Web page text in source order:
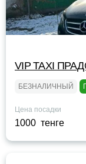
VIP TAXI
БЕЗНАЛИЧНЫЙ
Цена посадки
1000 тенге